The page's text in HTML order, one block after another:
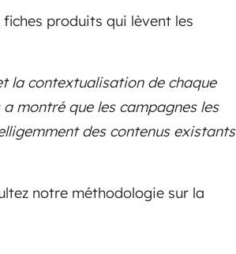
produits qui lèvent les
la contextualisation de chaque
montré que les campagnes les
des contenus existants
notre méthodologie sur la